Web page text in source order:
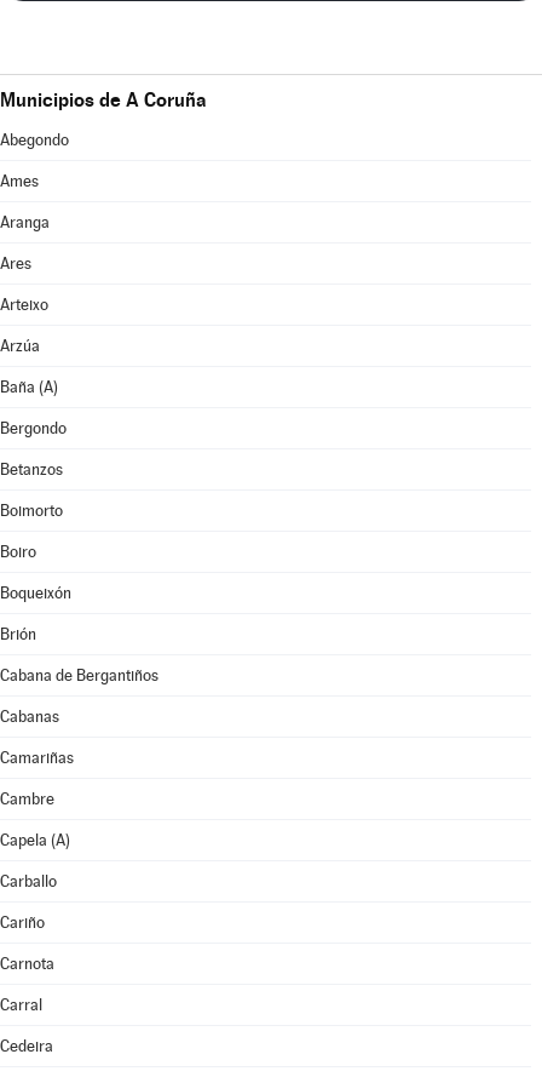
Municipios de A Coruña
Abegondo
Ames
Aranga
Ares
Arteixo
Arzúa
Baña (A)
Bergondo
Betanzos
Boimorto
Boiro
Boqueixón
Brión
Cabana de Bergantiños
Cabanas
Camariñas
Cambre
Capela (A)
Carballo
Cariño
Carnota
Carral
Cedeira